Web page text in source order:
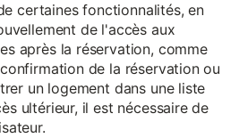
certaines fonctionnalités, en
de l'accès aux
après la réservation, comme
de la réservation ou
un logement dans une liste
ultérieur, il est nécessaire de